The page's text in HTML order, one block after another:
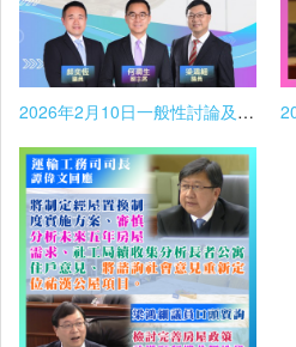
2026年2月10日一般性討論及表決《澳門特別行政區維護國家安全委員會》法案聯合表決聲明